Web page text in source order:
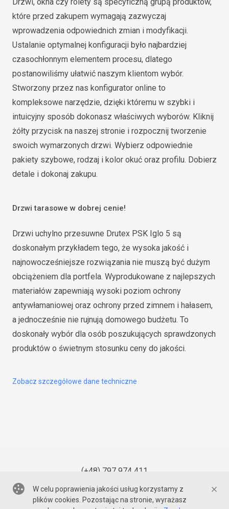
które przed zakupem wymagają zazwyczaj
wprowadzenia odpowiednich zmian i modyfikacji.
Ustalanie optymalnej konfiguracji było najbardziej
czasochłonnym elementem procesu, dlatego
postanowiliśmy ułatwić naszym klientom wybór.
Stworzony przez nas konfigurator online to
kompleksowe narzędzie, dzięki któremu w szybki i
intuicyjny sposób dokonasz właściwych wyborów. Kliknij
żółty przycisk na naszej stronie i rozpocznij tworzenie
swoich wymarzonych drzwi. Wybierz odpowiednie
pakiety szybowe, rodzaj i kolor okuć oraz profilu. Dobierz
detale i dokonaj zakupu.
Drzwi tarasowe w dobrej cenie!
Drzwi uchylno przesuwne Drutex PSK Iglo 5 są
doskonałym przykładem tego, że wysoka jakość i
najnowocześniejsze rozwiązania nie muszą być dużym
obciążeniem dla portfela. Wyprodukowane z najlepszych
materiałów zapewniają wysoki poziom ochrony
antywłamaniowej oraz ochrony przed zimnem i hałasem,
a jednocześnie nie rujnują domowego budżetu. To
doskonały wybór dla osób poszukujących sprawdzonych
produktów o świetnym stosunku ceny do jakości.
Zobacz szczegółowe dane techniczne
(+48) 797 974 411
W celu poprawienia jakości usług korzystamy z
plików cookies. Pozostając na stronie, wyrażasz